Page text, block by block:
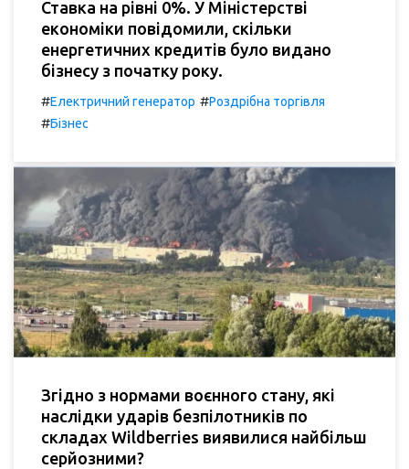
Ставка на рівні 0%. У Міністерстві
економіки повідомили, скільки
енергетичних кредитів було видано
бізнесу з початку року.
#Електричний генератор #Роздрібна торгівля
#Бізнес
Згідно з нормами воєнного стану, які
наслідки ударів безпілотників по
складах Wildberries виявилися найбільш
серйозними?